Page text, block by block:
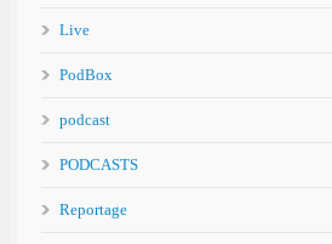
Live
PodBox
podcast
PODCASTS
Reportage